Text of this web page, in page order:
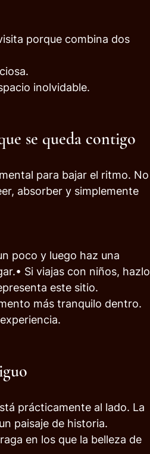
porque combina dos
inolvidable.
se queda contigo
para bajar el ritmo. No
absorber y simplemente
poco y luego haz una
Si viajas con niños, hazlo
este sitio.
más tranquilo dentro.
prácticamente al lado. La
paisaje de historia.
en los que la belleza de